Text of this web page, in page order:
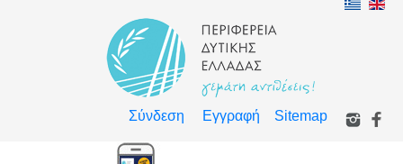
Σύνδεση Εγγραφή Sitemap